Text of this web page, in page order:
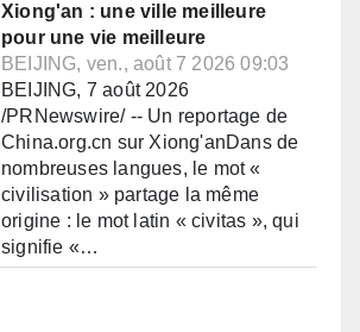
Xiong'an : une ville meilleure
pour une vie meilleure
BEIJING, ven., août 7 2026 09:03
BEIJING, 7 août 2026
/PRNewswire/ -- Un reportage de
China.org.cn sur Xiong'anDans de
nombreuses langues, le mot «
civilisation » partage la même
origine : le mot latin « civitas », qui
signifie «…